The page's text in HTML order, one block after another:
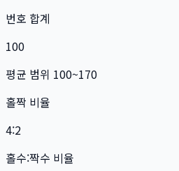
번호 합계
100
평균 범위 100~170
홀짝 비율
4:2
홀수:짝수 비율